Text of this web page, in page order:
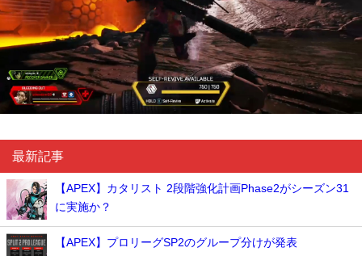
最新記事
【APEX】カタリスト 2段階強化計画Phase2がシーズン31
に実施か？
【APEX】プロリーグSP2のグループ分けが発表